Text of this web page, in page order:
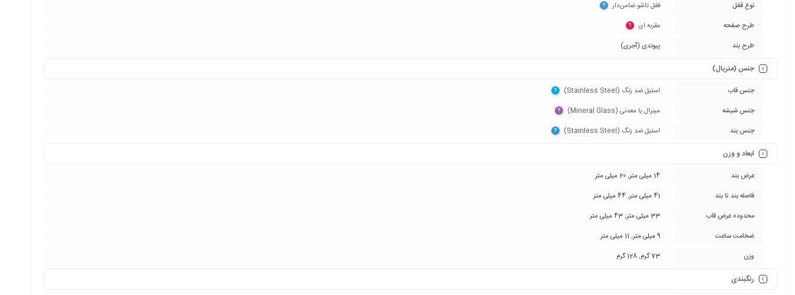
نوع قفل قفل تاشو ضامن‌دار‏ ?
طرح صفحه عقربه ای‏ ?
طرح بند پیوندی (آجری)
جنس (متریال)
جنس قاب استیل ضد زنگ (Stainless Steel)‏ ?
جنس شیشه مینرال یا معدنی (Mineral Glass)‏ ?
جنس بند استیل ضد زنگ (Stainless Steel)‏ ?
ابعاد و وزن
عرض بند 14 میلی متر ,20 میلی متر
فاصله بند تا بند
41 میلی متر ,44 میلی متر
محدوده عرض قاب
33 میلی متر ,43 میلی متر
ضخامت ساعت
9 میلی متر , 11 میلی متر
وزن
73 گرم ,128 گرم
رنگبندی